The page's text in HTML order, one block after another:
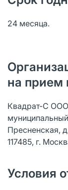
24 месяца.
на прием
Квадрат-С ООО,
Пресненская,
117485, г.
Условия